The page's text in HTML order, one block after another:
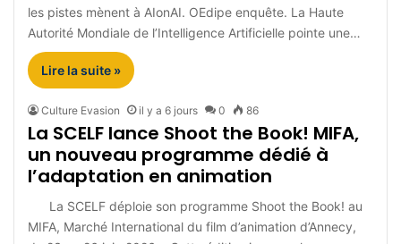
les pistes mènent à AIonAI. OEdipe enquête. La Haute
Autorité Mondiale de l’Intelligence Artificielle pointe une…
Lire la suite »
Culture Evasion il y a 6 jours 0 86
La SCELF lance Shoot the Book! MIFA,
un nouveau programme dédié à
l’adaptation en animation
La SCELF déploie son programme Shoot the Book! au
MIFA, Marché International du film d’animation d’Annecy,